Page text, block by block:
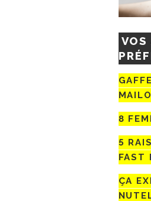
VOS
8
5
FAST
ÇA